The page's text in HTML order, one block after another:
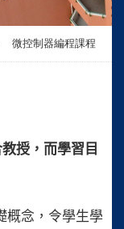
微控制器編程課程
授，而學習目
概念，令學生學